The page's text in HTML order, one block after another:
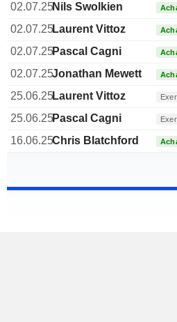
02.07.25Nils Swolkien
02.07.25Laurent Vittoz
02.07.25Pascal Cagni
02.07.25Jonathan Mewett
25.06.25Laurent Vittoz
25.06.25Pascal Cagni
16.06.25Chris Blatchford